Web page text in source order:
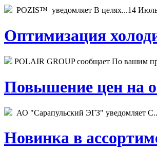
POZIS™ уведомляет В целях...14
Оптимизация
POLAIR GROUP сообщает По вашим
Повышение цен на
АО "Сарапульский ЭГЗ" уведомляет
Новинка в